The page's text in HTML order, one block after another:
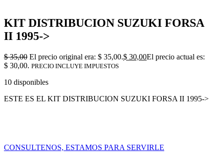
KIT DISTRIBUCION SUZUKI FORSA
II 1995->
$35,00 El precio original era: $ 35,00.$ 30,00El precio actual es:
$ 30,00. PRECIO INCLUYE IMPUESTOS
10 disponibles
ESTE ES EL KIT DISTRIBUCION SUZUKI FORSA II 1995->
CONSULTENOS, ESTAMOS PARA SERVIRLE